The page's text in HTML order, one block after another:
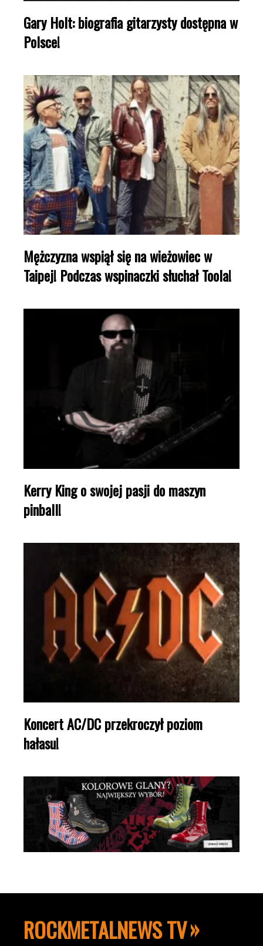
Gary Holt: biografia gitarzysty dostępna w
Polsce!
Mężczyzna wspiął się na wieżowiec w
Taipej! Podczas wspinaczki słuchał Toola!
Kerry King o swojej pasji do maszyn
pinball!
Koncert AC/DC przekroczył poziom
hałasu!
ROCKMETALNEWS TV